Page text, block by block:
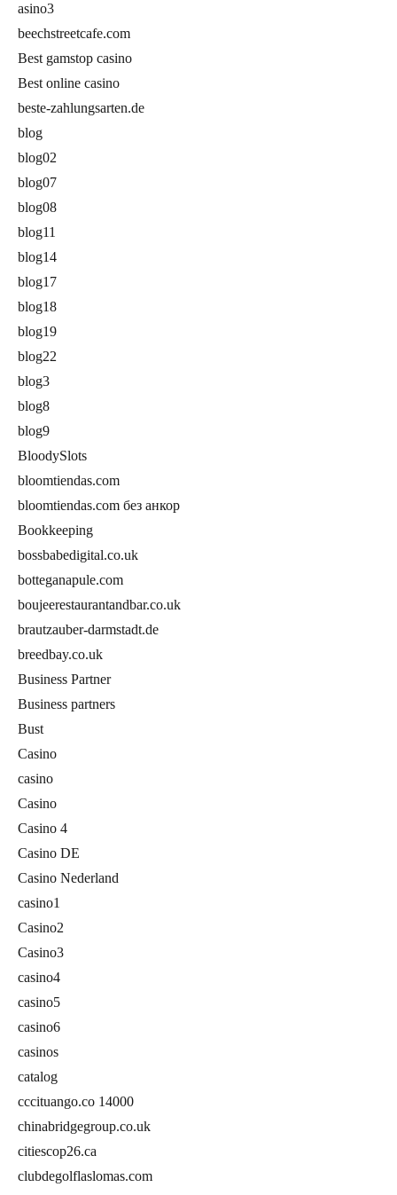
asino3
beechstreetcafe.com
Best gamstop casino
Best online casino
beste-zahlungsarten.de
blog
blog02
blog07
blog08
blog11
blog14
blog17
blog18
blog19
blog22
blog3
blog8
blog9
BloodySlots
bloomtiendas.com
bloomtiendas.com без анкор
Bookkeeping
bossbabedigital.co.uk
botteganapule.com
boujeerestaurantandbar.co.uk
brautzauber-darmstadt.de
breedbay.co.uk
Business Partner
Business partners
Bust
Casino
casino
Casino
Casino 4
Casino DE
Casino Nederland
casino1
Casino2
Casino3
casino4
casino5
casino6
casinos
catalog
cccituango.co 14000
chinabridgegroup.co.uk
citiescop26.ca
clubdegolflaslomas.com